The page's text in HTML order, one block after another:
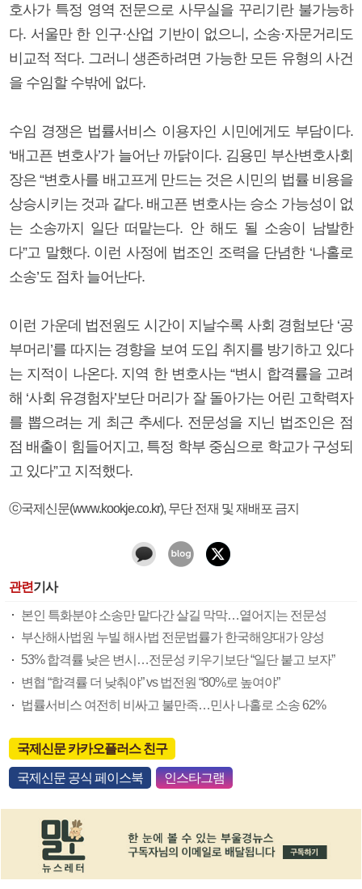
호사가 특정 영역 전문으로 사무실을 꾸리기란 불가능하
다. 서울만 한 인구·산업 기반이 없으니, 소송·자문거리도
비교적 적다. 그러니 생존하려면 가능한 모든 유형의 사건
을 수임할 수밖에 없다.
수임 경쟁은 법률서비스 이용자인 시민에게도 부담이다.
‘배고픈 변호사’가 늘어난 까닭이다. 김용민 부산변호사회
장은 “변호사를 배고프게 만드는 것은 시민의 법률 비용을
상승시키는 것과 같다. 배고픈 변호사는 승소 가능성이 없
는 소송까지 일단 떠맡는다. 안 해도 될 소송이 남발한
다”고 말했다. 이런 사정에 법조인 조력을 단념한 ‘나홀로
소송’도 점차 늘어난다.
이런 가운데 법전원도 시간이 지날수록 사회 경험보단 ‘공
부머리’를 따지는 경향을 보여 도입 취지를 방기하고 있다
는 지적이 나온다. 지역 한 변호사는 “변시 합격률을 고려
해 ‘사회 유경험자’보단 머리가 잘 돌아가는 어린 고학력자
를 뽑으려는 게 최근 추세다. 전문성을 지닌 법조인은 점
점 배출이 힘들어지고, 특정 학부 중심으로 학교가 구성되
고 있다”고 지적했다.
ⓒ국제신문(www.kookje.co.kr), 무단 전재 및 재배포 금지
관련기사
본인 특화분야 소송만 맡다간 살길 막막…옅어지는 전문성
부산해사법원 누빌 해사법 전문법률가 한국해양대가 양성
53% 합격률 낮은 변시…전문성 키우기보단 “일단 붙고 보자”
변협 “합격률 더 낮춰야” vs 법전원 “80%로 높여야”
법률서비스 여전히 비싸고 불만족…민사 나홀로 소송 62%
국제신문 카카오플러스 친구
국제신문 공식 페이스북 인스타그램